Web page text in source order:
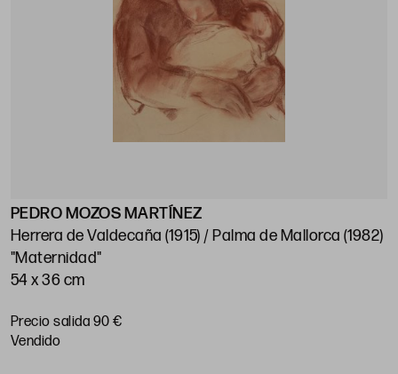
PEDRO MOZOS MARTÍNEZ
Herrera de Valdecaña (1915) / Palma de Mallorca (1982)
"Maternidad"
54 x 36 cm
Precio salida 90 €
vendido